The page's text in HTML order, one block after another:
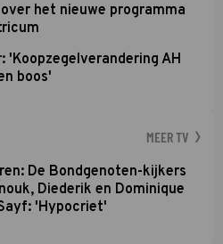
het nieuwe programma
'Koopzegelverandering AH
boos'
MEER TV
De Bondgenoten-kijkers
Diederik en Dominique
'Hypocriet'